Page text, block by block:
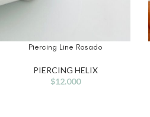
Piercing Line Rosado
PIERCING HELIX
$12.000